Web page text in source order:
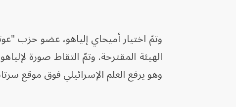
وتمّ اختيار أميحاي إلياهو، عضو حزب
الهيئة المقترحة. وتمّ التقاط صورة
وهو يرفع العلم الإسرائيلي فوق موقع